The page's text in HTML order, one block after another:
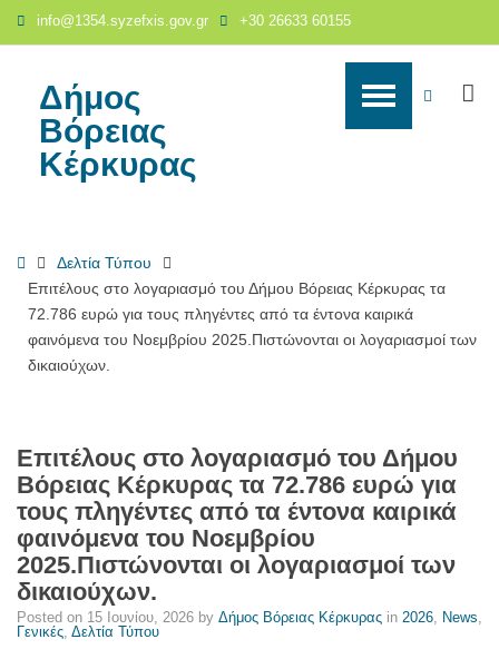
Επιτέλους
Δήμου
Βόρειας
Κέρκυρας
για
τους
πληγέντες
φαινόμενα
του
Νοεμβρίου
2025.Πιστώνονται
λογαριασμοί
των
δικαιούχων.
info@1354.syzefxis.gov.gr +30 26633 60155
Δήμος
Βόρειας
Κέρκυρας
HomeΔελτία Τύπου
Επιτέλους στο λογαριασμό του Δήμου Βόρειας Κέρκυρας τα
72.786 ευρώ για τους πληγέντες από τα έντονα καιρικά
φαινόμενα του Νοεμβρίου 2025.Πιστώνονται οι λογαριασμοί των
δικαιούχων.
Επιτέλους στο λογαριασμό του Δήμου
Βόρειας Κέρκυρας τα 72.786 ευρώ για
τους πληγέντες από τα έντονα καιρικά
φαινόμενα του Νοεμβρίου
2025.Πιστώνονται οι λογαριασμοί των
δικαιούχων.
Posted on 15 Ιουνίου, 2026 by Δήμος Βόρειας Κέρκυρας in 2026, News,
Γενικές, Δελτία Τύπου